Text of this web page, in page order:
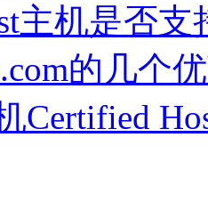
主机是否
的几个
Certified